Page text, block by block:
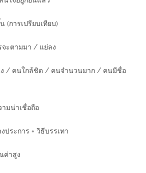
(การเปรียบเทียบ)
จะตามมา / แย่ลง
ง / คนใกล้ชิด / คนจำนวนมาก / คนมีชื่อ
มน่าเชื่อถือ
ประการ + วิธีบรรเทา
ค่าสูง